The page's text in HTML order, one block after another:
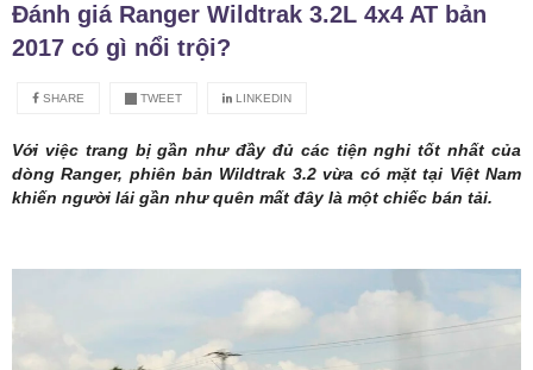
Đánh giá Ranger Wildtrak 3.2L 4x4 AT bản
2017 có gì nổi trội?
SHARE TWEET LINKEDIN
Với việc trang bị gần như đầy đủ các tiện nghi tốt nhất của
dòng Ranger, phiên bản Wildtrak 3.2 vừa có mặt tại Việt Nam
khiến người lái gần như quên mất đây là một chiếc bán tải.